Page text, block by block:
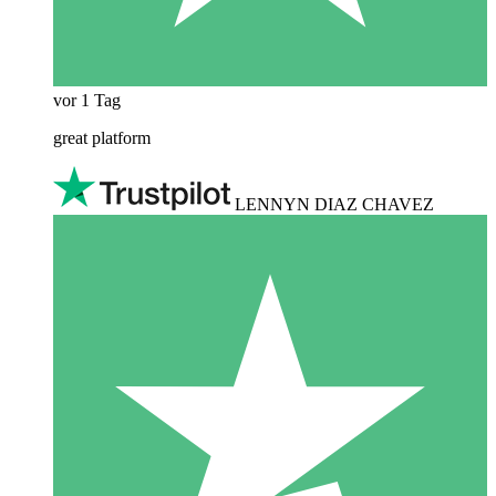
vor 1 Tag
great platform
LENNYN DIAZ CHAVEZ